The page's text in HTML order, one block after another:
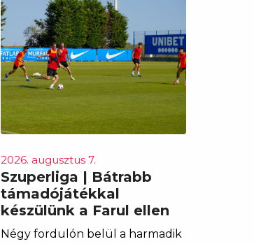
2026. augusztus 7.
Szuperliga | Bátrabb
támadójátékkal
készülünk a Farul ellen
Négy fordulón belül a harmadik